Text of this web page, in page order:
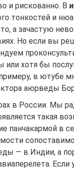
и рискованно. В
тонкостей и
а зачастую
Но если вы
или хотя бы
в ютубе
аюрведы
в России. Мы
такая
панчакармой в
— в Индии, а
Если